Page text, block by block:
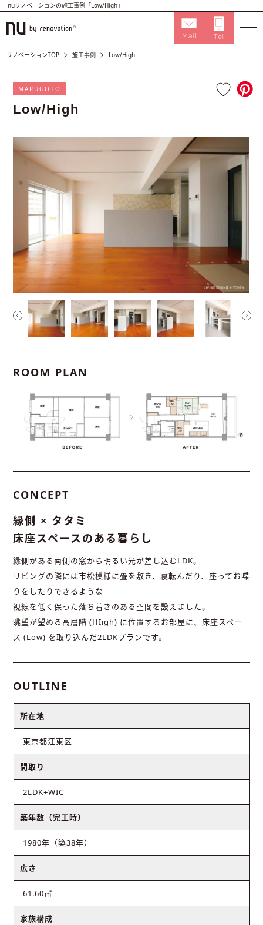
nuリノベーションの施工事例「Low/High」
リノベーションTOP 施工事例 Low/High
MARUGOTO
Low/High
ROOM PLAN
CONCEPT
縁側 × タタミ
床座スペースのある暮らし
縁側がある南側の窓から明るい光が差し込むLDK。
リビングの隣には市松模様に畳を敷き、寝転んだり、座ってお喋
りをしたりできるような
視線を低く保った落ち着きのある空間を設えました。
眺望が望める高層階 (HIigh) に位置するお部屋に、床座スペー
ス (Low) を取り込んだ2LDKプランです。
OUTLINE
所在地
東京都江東区
間取り
2LDK+WIC
築年数（完工時）
1980年（築38年）
広さ
61.60㎡
家族構成